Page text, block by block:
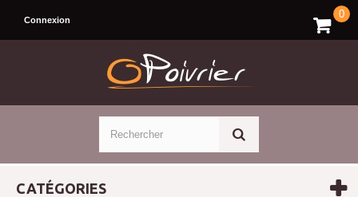
0
Connexion
CATÉGORIES